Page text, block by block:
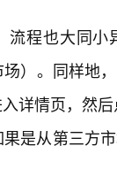
流程也大同小
场）。同样地
详情页，然
是从第三方